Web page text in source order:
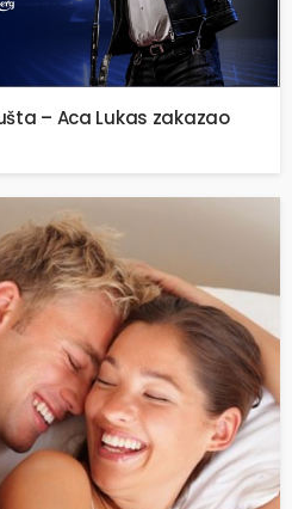
– Aca Lukas zakazao